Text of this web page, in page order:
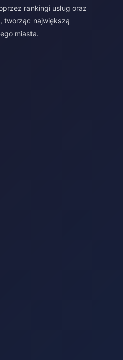
rankingi usług oraz
tworząc największą
miasta.